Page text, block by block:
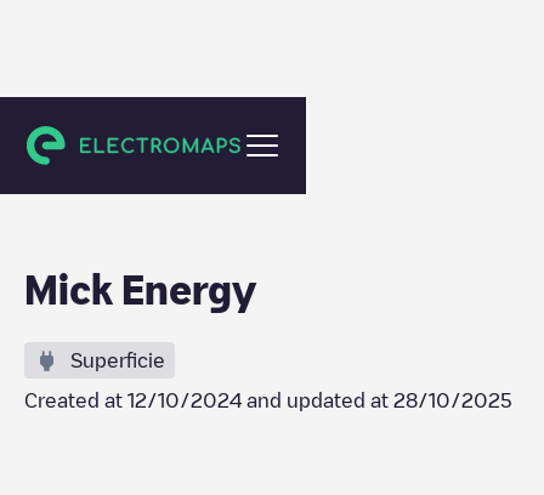
Tilburg
Mick Energy
Superficie
Created at 12/10/2024 and updated at 28/10/2025